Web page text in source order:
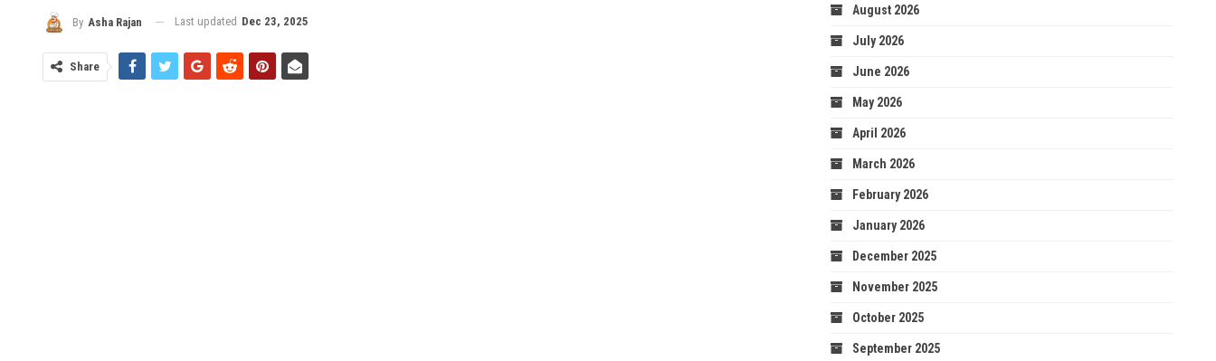
By Asha Rajan Last updated Dec 23, 2025
Share
August 2026
July 2026
June 2026
May 2026
April 2026
March 2026
February 2026
January 2026
December 2025
November 2025
October 2025
September 2025